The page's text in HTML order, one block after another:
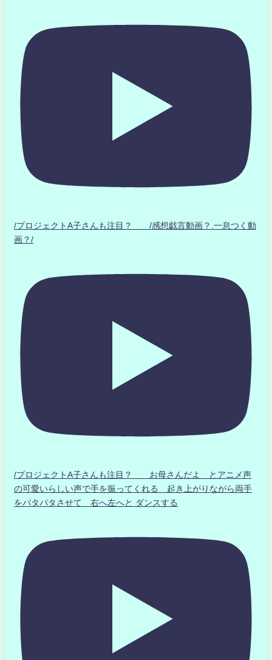
/プロジェクトA子さんも注目？ /感想戯言動画？.一息つく動
画？/
/プロジェクトA子さんも注目？ お母さんだよ とアニメ声
の可愛いらしい声で手を振ってくれる 起き上がりながら両手
をパタパタさせて 右へ左へと ダンスする